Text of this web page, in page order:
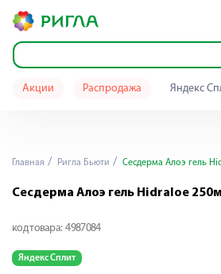
Акции Распродажа Яндекс
Главная Ригла Бьюти Сесдерма Алоэ гель
Сесдерма Алоэ гель Hidraloe
код товара: 4987084
Яндекс Сплит